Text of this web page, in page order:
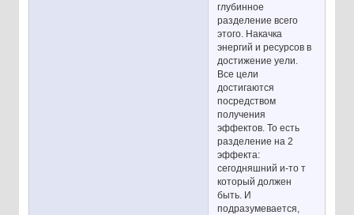
глубинное
разделение всего
этого. Накачка
энергий и ресурсов в
достижение уели.
Все цели
достигаются
посредством
получения
эффектов. То есть
разделение на 2
эффекта:
сегодняшний и-то т
который должен
быть. И
подразумевается,